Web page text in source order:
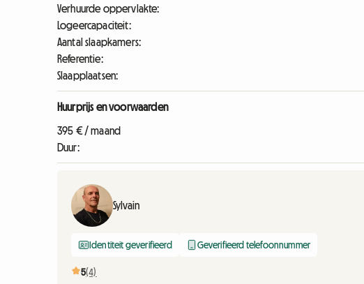
Verhuurde oppervlakte:
Logeercapaciteit:
Aantal slaapkamers:
Referentie:
Slaapplaatsen:
Huurprijs en voorwaarden
395 € / maand
Duur:
Sylvain
Identiteit geverifieerd Geverifieerd telefoonnummer
5(4)